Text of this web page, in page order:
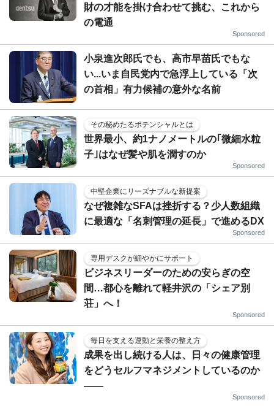
財の才能を掛け合わせて挑む、これから
の電通
Sponsored
小泉進次郎氏でも、高市早苗氏でもな
い...いま自民党内で急浮上している「次
の首相」有力候補の意外な名前
その秘めたるポテンシャルとは
世界最小、約1ナノメートルの｢微細水粒
子｣はなぜ髪や肌を潤すのか
Sponsored
中堅企業にリーズナブルな新提案
なぜ複雑なSFAは挫折する？少人数組織
に最適な「名刺管理の延長」で進めるDX
Sponsored
専用デスクが細やかにサポート
ビジネスリーダーのための安らぎの空
間…都心を離れて軽井沢の「シェア別
荘」へ！
Sponsored
毎日を支える運動と栄養の整え方
成果を出し続ける人は、日々の健康管理
をどうセルフマネジメントしているのか
——
Sponsored